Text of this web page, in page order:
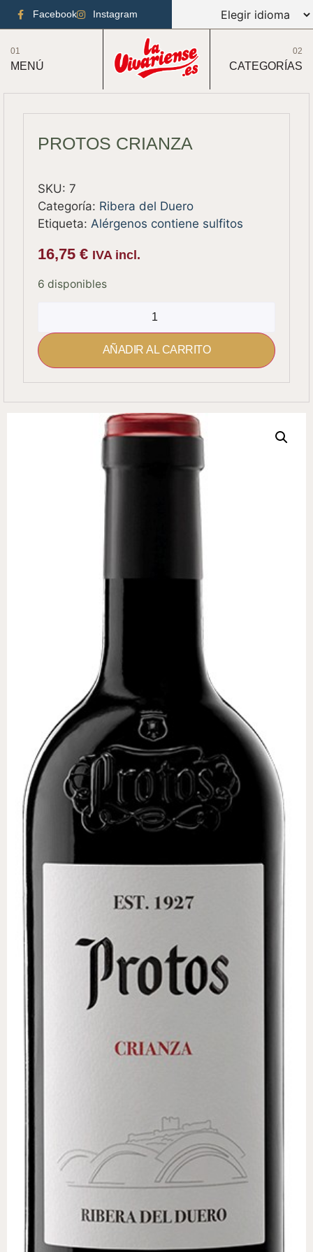
Facebook Instagram
01
MENÚ
02
CATEGORÍAS
PROTOS CRIANZA
SKU:7
Categoría: Ribera del Duero
Etiqueta: Alérgenos contiene sulfitos
16,75€ IVA incl.
6 disponibles
AÑADIR AL CARRITO